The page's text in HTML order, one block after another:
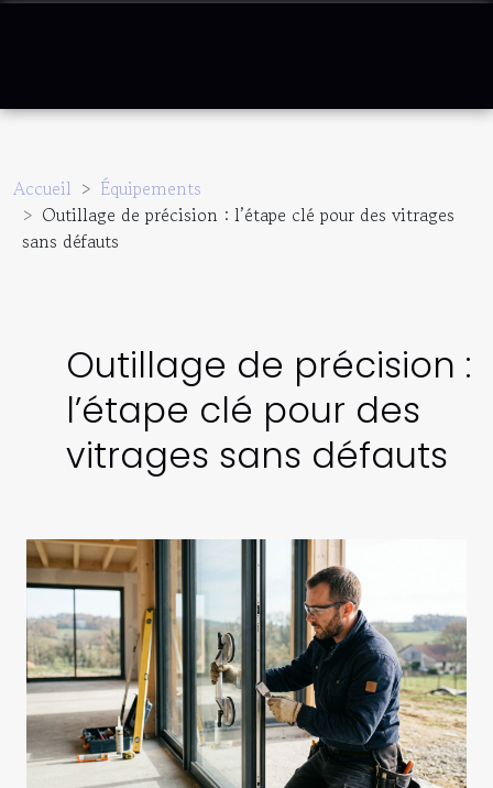
Accueil
Équipements
Outillage de précision : l’étape clé pour des vitrages
sans défauts
Outillage de précision :
l’étape clé pour des
vitrages sans défauts